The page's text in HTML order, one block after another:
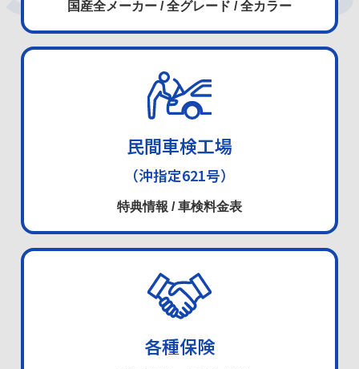
国産全メーカー / 全グレード /全カラー
民間車検工場
（沖指定621号）
特典情報 / 車検料金表
各種保険